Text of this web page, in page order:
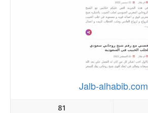
Jalb-alhabib.com
81